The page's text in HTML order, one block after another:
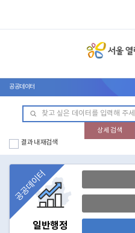
공공데이터
상세 검색
결과 내 재검색
일반행정
공공데이터